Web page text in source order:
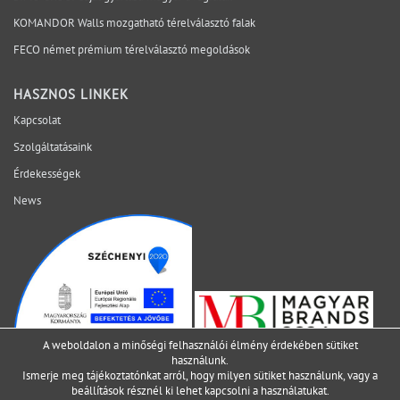
rendszerben vizsgálja, hogy a bizonytalanság ne a
helyszínen váljon láthatóvá. Mely kérdéseket érdemes
lezárni még az ajánlatkérés előtt? Egyeztessen műszaki
KOMANDOR Walls mozgatható térelválasztó falak
FECO német prémium térelválasztó megoldások
HASZNOS LINKEK
Kapcsolat
Szolgáltatásaink
Érdekességek
News
A weboldalon a minőségi felhasználói élmény érdekében sütiket
használunk.
Ismerje meg tájékoztatónkat arról, hogy milyen sütiket használunk, vagy a
beállításokrésznél ki lehet kapcsolni a használatukat.